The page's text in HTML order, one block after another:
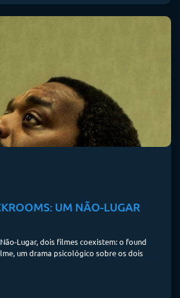
UM NÃO-LUGAR
Lugar, dois filmes coexistem: o found
um drama psicológico sobre os dois